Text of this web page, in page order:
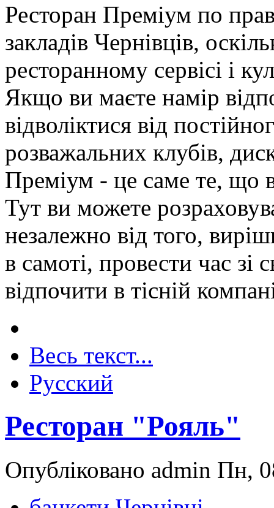
Ресторан Преміум по
закладів Чернівців,
ресторанному сервісі і
Якщо ви маєте намір
відволіктися від
розважальних клубів,
Преміум - це саме те, що
Тут ви можете
незалежно від того,
в самоті, провести час
відпочити в тісній
Весь текст...
Русский
Ресторан "Рояль"
Опубліковано admin Пн,